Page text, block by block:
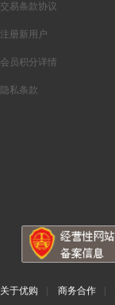
交易条款协议
注册新用户
会员积分详情
隐私条款
关于优购 商务合作